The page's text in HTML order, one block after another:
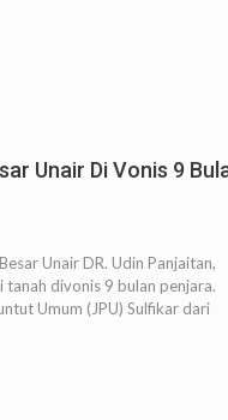
Unair Di Vonis 9
Unair DR. Udin Panjaitan,
divonis 9 bulan penjara.
Umum (JPU) Sulfikar dari